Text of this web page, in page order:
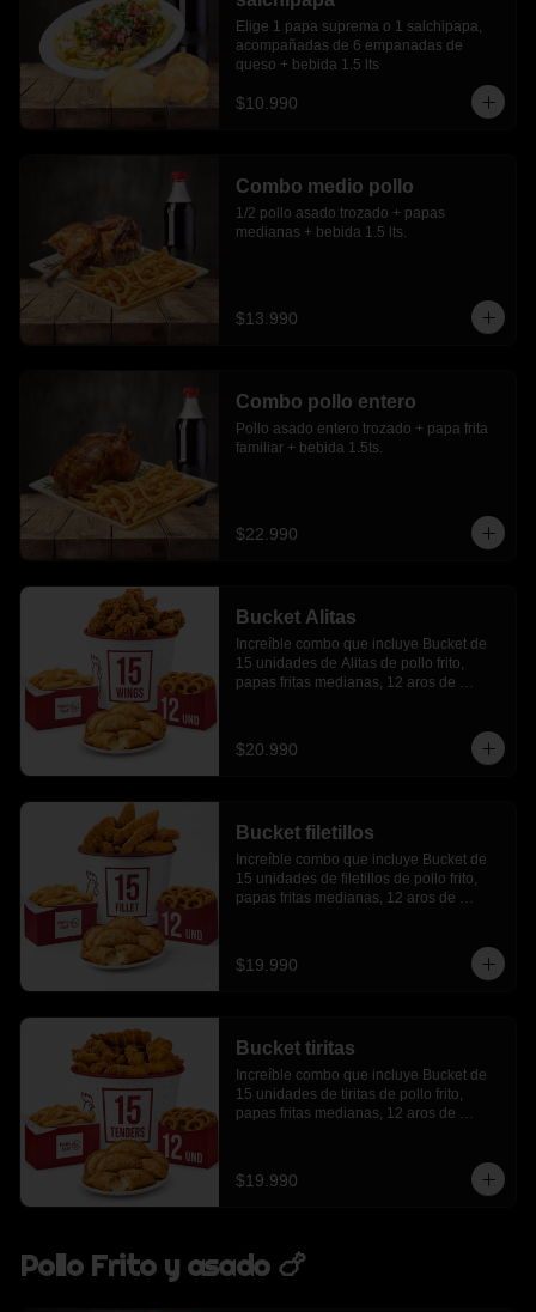
Elige 1 papa suprema o 1 salchipapa,
acompañadas de 6 empanadas de
queso + bebida 1.5 lts
$10.990
Combo medio pollo
1/2 pollo asado trozado + papas
medianas + bebida 1.5 lts.
$13.990
Combo pollo entero
Pollo asado entero trozado + papa frita
familiar + bebida 1.5ts.
$22.990
Bucket Alitas
Increíble combo que incluye Bucket de
15 unidades de Alitas de pollo frito,
papas fritas medianas, 12 aros de
$20.990
Bucket filetillos
Increíble combo que incluye Bucket de
15 unidades de filetillos de pollo frito,
papas fritas medianas, 12 aros de
$19.990
Bucket tiritas
Increíble combo que incluye Bucket de
15 unidades de tiritas de pollo frito,
papas fritas medianas, 12 aros de
$19.990
Pollo Frito y asado 🍗